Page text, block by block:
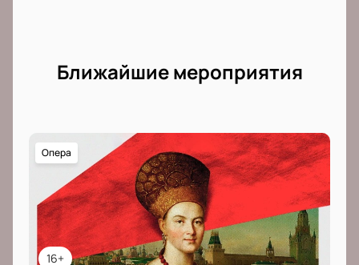
Ближайшие мероприятия
16+
Опера